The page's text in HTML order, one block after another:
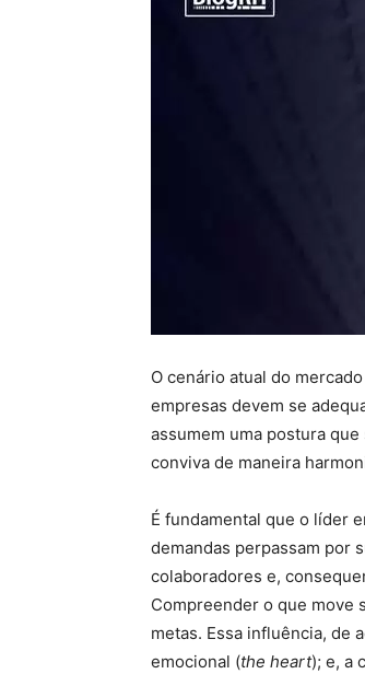
O cenário atual do
empresas devem se
assumem uma postura
conviva de maneira
É fundamental que o líder
demandas perpassam por
colaboradores e,
Compreender o que move
metas. Essa influência, de
emocional (the heart); e, a